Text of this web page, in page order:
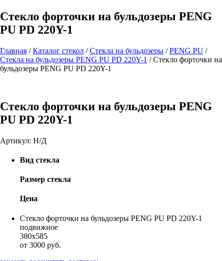
Стекло форточки на бульдозеры PENG
PU PD 220Y-1
Главная /Каталог стекол /Стекла на бульдозеры /PENG PU /
Стекла на бульдозеры PENG PU PD 220Y-1 /Стекло форточки на
бульдозеры PENG PU PD 220Y-1
Стекло форточки на бульдозеры PENG
PU PD 220Y-1
Артикул: Н/Д
Вид стекла
Размер стекла
Цена
Стекло форточки на бульдозеры PENG PU PD 220Y-1
подвижное
380х585
от 3000 руб.